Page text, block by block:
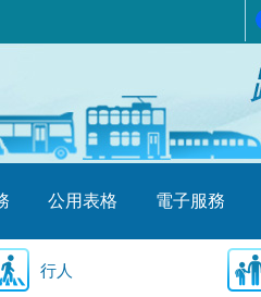
公用表格 電子服務
行人